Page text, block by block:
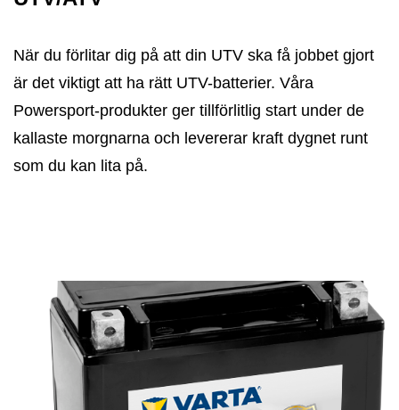
När du förlitar dig på att din UTV ska få jobbet gjort
är det viktigt att ha rätt UTV-batterier. Våra
Powersport-produkter ger tillförlitlig start under de
kallaste morgnarna och levererar kraft dygnet runt
som du kan lita på.